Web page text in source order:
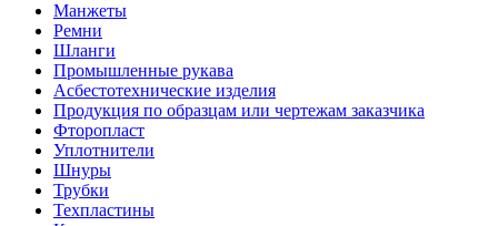
Манжеты
Ремни
Шланги
Промышленные рукава
Асбестотехнические изделия
Продукция по образцам или чертежам заказчика
Фторопласт
Уплотнители
Шнуры
Трубки
Техпластины